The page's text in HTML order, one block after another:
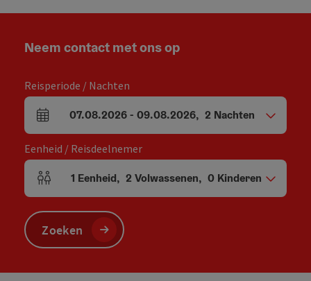
Neem contact met ons op
Reisperiode / Nachten
Velden voor aankomst en vertrek
07.08.2026- 09.08.2026, 2 Nachten
Eenheid / Reisdeelnemer
Aantal eenheden en persoonsvelden
1 Eenheid, 2 Volwassenen, 0 Kinderen
Zoeken